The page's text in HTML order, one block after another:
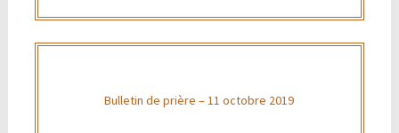
Bulletin de prière – 11 octobre 2019